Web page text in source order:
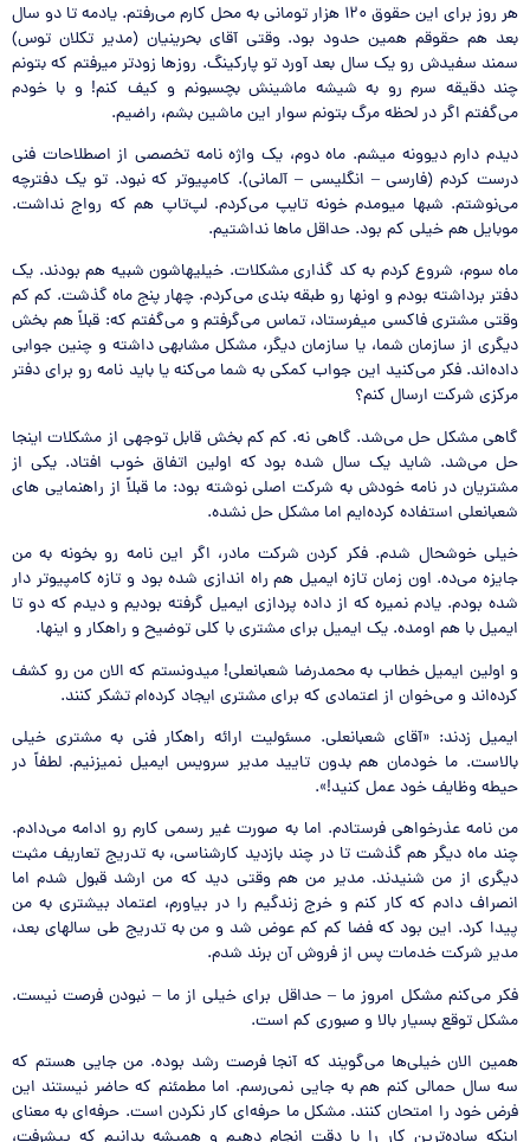
هر روز برای این حقوق ۱۲۰ هزار تومانی به محل کارم می‌رفتم. یادمه تا دو سال
بعد هم حقوقم همین حدود بود. وقتی آقای بحرینیان (مدیر تکلان توس)
سمند سفیدش رو یک سال بعد آورد تو پارکینگ. روزها زودتر میرفتم که بتونم
چند دقیقه سرم رو به شیشه ماشینش بچسبونم و کیف کنم! و با خودم
می‌گفتم اگر در لحظه مرگ بتونم سوار این ماشین بشم، راضیم.
دیدم دارم دیوونه میشم. ماه دوم،‌ یک واژه نامه تخصصی از اصطلاحات فنی
درست کردم (فارسی – انگلیسی – آلمانی). کامپیوتر که نبود. تو یک دفترچه
می‌نوشتم. شبها میومدم خونه تایپ می‌کردم. لپ‌تاپ‌ هم که رواج نداشت.
موبایل هم خیلی کم بود. حداقل ماها نداشتیم.
ماه سوم، شروع کردم به کد گذاری مشکلات. خیلیهاشون شبیه هم بودند. یک
دفتر برداشته بودم و اونها رو طبقه بندی می‌کردم. چهار پنج ماه گذشت. کم کم
وقتی مشتری فاکسی میفرستاد،‌ تماس می‌گرفتم و می‌گفتم که: قبلاً هم بخش
دیگری از سازمان شما، یا سازمان دیگر، مشکل مشابهی داشته و چنین جوابی
داده‌اند. فکر می‌کنید این جواب کمکی به شما می‌کنه یا باید نامه رو برای دفتر
مرکزی شرکت ارسال کنم؟
گاهی مشکل حل می‌شد. گاهی نه. کم کم بخش قابل توجهی از مشکلات اینجا
حل می‌شد. شاید یک سال شده بود که اولین اتفاق خوب افتاد. یکی از
مشتریان در نامه خودش به شرکت اصلی نوشته بود: ما قبلاً از راهنمایی های
شعبانعلی استفاده کرده‌ایم اما مشکل حل نشده.
خیلی خوشحال شدم. فکر کردن شرکت مادر،‌ اگر این نامه رو بخونه به من
جایزه می‌ده. اون زمان تازه ایمیل هم راه اندازی شده بود و تازه کامپیوتر دار
شده بودم. یادم نمیره که از داده پردازی ایمیل گرفته بودیم و دیدم که دو تا
ایمیل با هم اومده. یک ایمیل برای مشتری با کلی توضیح و راهکار و اینها.
و اولین ایمیل خطاب به محمدرضا شعبانعلی! میدونستم که الان من رو کشف
کرده‌اند و می‌خوان از اعتمادی که برای مشتری ایجاد کرده‌ام تشکر کنند.
ایمیل زدند: «آقای شعبانعلی. مسئولیت ارائه راهکار فنی به مشتری خیلی
بالاست. ما خودمان هم بدون تایید مدیر سرویس ایمیل نمیزنیم. لطفاً در
حیطه وظایف خود عمل کنید!».
من نامه عذرخواهی فرستادم. اما به صورت غیر رسمی کارم رو ادامه می‌دادم.
چند ماه دیگر هم گذشت تا در چند بازدید کارشناسی، به تدریج تعاریف مثبت
دیگری از من شنیدند. مدیر من هم وقتی دید که من ارشد قبول شدم اما
انصراف دادم که کار کنم و خرج زندگیم را در بیاورم، اعتماد بیشتری به من
پیدا کرد. این بود که فضا کم کم عوض شد و من به تدریج طی سالهای بعد،‌
مدیر شرکت خدمات پس از فروش آن برند شدم.
فکر می‌کنم مشکل امروز ما – حداقل برای خیلی‌ از ما – نبودن فرصت نیست.
مشکل توقع بسیار بالا و صبوری کم است.
همین الان خیلی‌ها می‌گویند که آنجا فرصت رشد بوده. من جایی هستم که
سه سال حمالی کنم هم به جایی نمی‌رسم. اما مطمئنم که حاضر نیستند این
فرض خود را امتحان کنند. مشکل ما حرفه‌ای کار نکردن است. حرفه‌ای به معنای